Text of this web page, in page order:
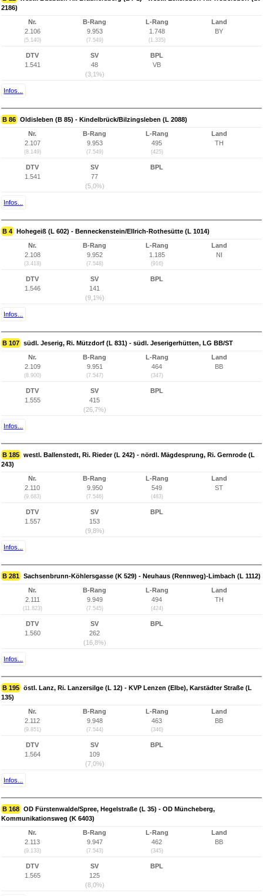
2186)
Nr.
2.106
(5.140)
B-Rang
9.953
(7.549)
L-Rang
1.748
(1.335)
Land
BY
DTV
1.541
SV
48
(3,1%)
BPL
VB
Infos...
B 86 Oldisleben (B 85) - Kindelbrück/Bilzingsleben (L 2088)
Nr.
2.107
(8.149)
B-Rang
9.953
(7.549)
L-Rang
495
(425)
Land
TH
DTV
1.541
SV
77
(5,0%)
BPL
Infos...
B 4 Hohegeiß (L 602) - Benneckenstein/Ellrich-Rothesütte (L 1014)
Nr.
2.108
(3.418)
B-Rang
9.952
(7.548)
L-Rang
1.185
(916)
Land
NI
DTV
1.546
SV
141
(9,1%)
BPL
Infos...
B 107 südl. Jeserig, Ri. Mützdorf (L 831) - südl. Jeserigerhütten, LG BB/ST
Nr.
2.109
(8.900)
B-Rang
9.951
(7.547)
L-Rang
464
(347)
Land
BB
DTV
1.555
SV
415
(26,7%)
BPL
Infos...
B 185 westl. Ballenstedt, Ri. Rieder (L 242) - nördl. Mägdesprung, Ri. Gernrode (L
243)
Nr.
2.110
(9.683)
B-Rang
9.950
(7.546)
L-Rang
549
(483)
Land
ST
DTV
1.557
SV
153
(9,8%)
BPL
Infos...
B 281 Sachsenbrunn-Köhlersgasse (K 529) - Neuhaus (Rennweg)-Limbach (L 1112)
Nr.
2.111
(11.823)
B-Rang
9.949
(7.545)
L-Rang
494
(424)
Land
TH
DTV
1.560
SV
262
(16,8%)
BPL
Infos...
B 195 östl. Lanz, Ri. Lanzersilge (L 12) - KVP Lenzen (Elbe), Karstädter Straße (L
135)
Nr.
2.112
(9.851)
B-Rang
9.948
(7.544)
L-Rang
463
(346)
Land
BB
DTV
1.564
SV
109
(7,0%)
BPL
Infos...
B 168 OD Fürstenwalde/Spree, Hegelstraße (L 35) - OD Müncheberg,
Kommunikationsweg (K 6403)
Nr.
2.113
(9.133)
B-Rang
9.947
(7.543)
L-Rang
462
(345)
Land
BB
DTV
1.565
SV
125
(8,0%)
BPL